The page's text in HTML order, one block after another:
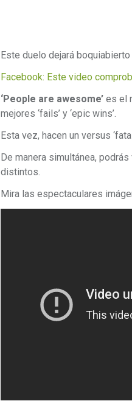
Este duelo dejará
Facebook: Este video
‘People are awesome’ es el
mejores ‘fails’ y ‘epic wins’.
Esta vez, hacen un versus
De manera simultánea,
distintos.
Mira las espectaculares